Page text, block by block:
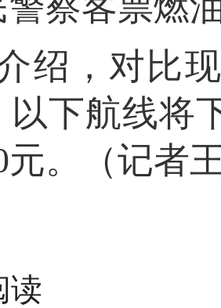
绍，对比
以下航线将
元。（记者
读